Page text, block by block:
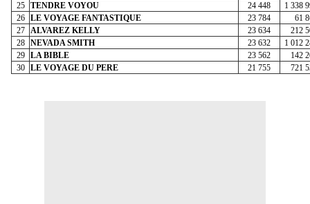
25
TENDRE VOYOU 24 448
1 338
26
LE VOYAGE FANTASTIQUE 23 784
61
27
ALVAREZ KELLY 23 634
212
28
NEVADA SMITH 23 632
1 012
29
LA BIBLE 23 562
142
30
LE VOYAGE DU PERE 21 755 721